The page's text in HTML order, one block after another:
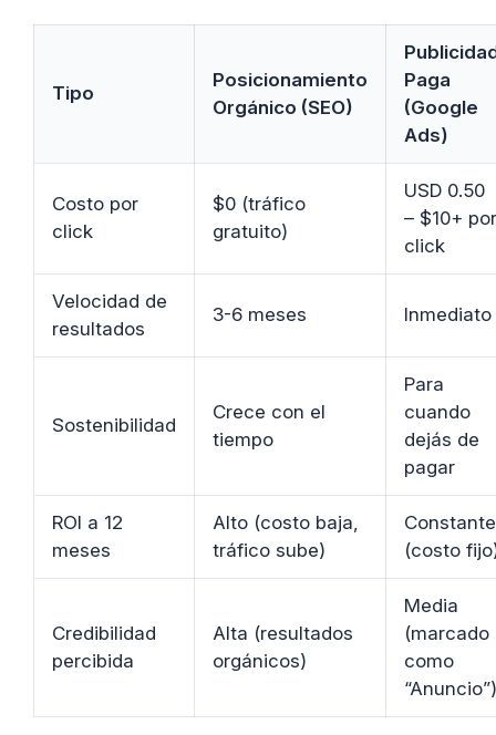
Tipo
Posicionamiento
Orgánico (SEO)
Paga
(Google
Ads)
Costo por
click
$0 (tráfico
gratuito)
USD 0.50
– $10+ por
click
Velocidad de
resultados
3-6 meses Inmediato
Sostenibilidad
Crece con el
tiempo
Para
cuando
dejás de
pagar
ROI a 12
meses
Alto (costo baja,
tráfico sube)
Constante
(costo
Credibilidad
percibida
Alta (resultados
orgánicos)
Media
(marcado
como
“Anuncio”)